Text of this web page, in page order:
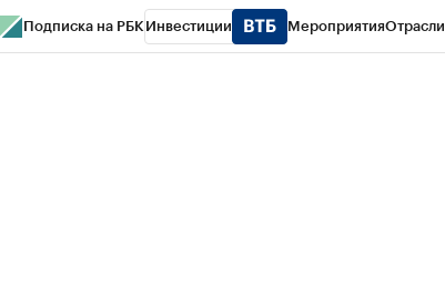
Подписка на РБК Инвестиции МероприятияОтрасли